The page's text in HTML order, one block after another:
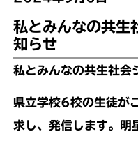
私とみんなの共生
知らせ
私とみんなの共生社会
県立学校6校の生徒が
求し、発信します。明